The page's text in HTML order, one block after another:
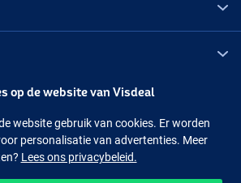
010
Facebook Instagram
op de website van Visdeal
website gebruik van cookies. Er worden
personalisatie van advertenties. Meer
Lees ons privacybeleid.